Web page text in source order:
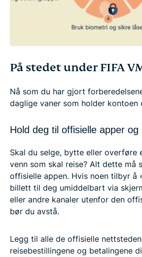
På stedet under FIFA
Nå som du har gjort
daglige vaner som holder kontoen
Hold deg til offisielle apper
Skal du selge, bytte eller overføre
venn som skal reise? Alt dette må
offisielle appen. Hvis noen tilbyr å
billett til deg umiddelbart via
eller andre kanaler utenfor den
bør du avstå.
Legg til alle de offisielle
reisebestillingene og betalingene